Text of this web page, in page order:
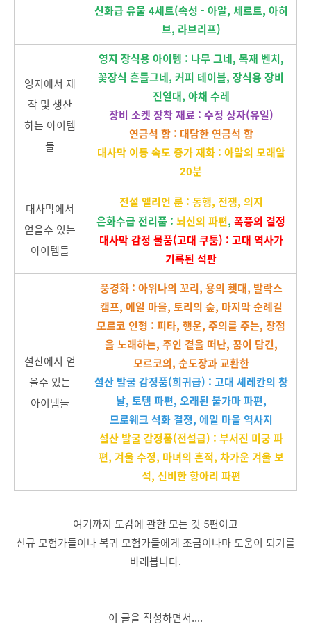
신화급 유물 4세트(속성 - 아알, 세르트, 아히
브, 라브리프)
영지에서 제
작 및 생산
하는 아이템
들
영지 장식용 아이템 : 나무 그네, 목재 벤치,
꽃장식 흔들그네, 커피 테이블, 장식용 장비
진열대, 야채 수레
장비 소켓 장착 재료 : 수정 상자(유일)
연금석 함 : 대담한 연금석 함
대사막 이동 속도 증가 재화 : 아알의 모래알
20분
대사막에서
얻을수 있는
아이템들
전설 엘리언 룬 : 동행, 전쟁, 의지
은화수급 전리품 : 뇌신의 파편, 폭풍의 결정
대사막 감정 물품(고대 쿠툼) : 고대 역사가
기록된 석판
설산에서 얻
을수 있는
아이템들
풍경화 : 아위나의 꼬리, 용의 횃대, 발락스
캠프, 에일 마을, 토리의 숲, 마지막 순례길
모르코 인형 : 피타, 행운, 주의를 주는, 장점
을 노래하는, 주인 곁을 떠난, 꿈이 담긴,
모르코의, 순도장과 교환한
설산 발굴 감정품(희귀급) : 고대 셰레칸의 창
날, 토템 파편, 오래된 불가마 파편,
므로웨크 석화 결정, 에일 마을 역사지
설산 발굴 감정품(전설급) : 부서진 미궁 파
편, 겨울 수정, 마녀의 흔적, 차가운 겨울 보
석, 신비한 항아리 파편
여기까지 도감에 관한 모든 것 5편이고
신규 모험가들이나 복귀 모험가들에게 조금이나마 도움이 되기를
바래봅니다.
이 글을 작성하면서....